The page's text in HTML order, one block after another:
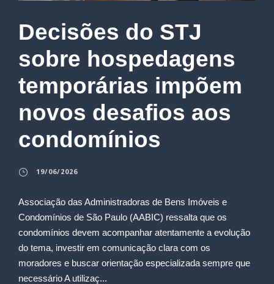
Decisões do STJ
sobre hospedagens
temporárias impõem
novos desafios aos
condomínios
19/06/2026
Associação das Administradoras de Bens Imóveis e
Condomínios de São Paulo (AABIC) ressalta que os
condomínios devem acompanhar atentamente a evolução
do tema, investir em comunicação clara com os
moradores e buscar orientação especializada sempre que
necessário A utilizaç...